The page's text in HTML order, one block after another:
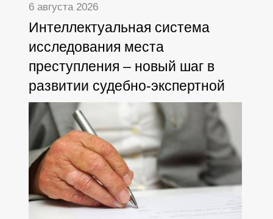
6 августа 2026
Интеллектуальная система
исследования места
преступления – новый шаг в
развитии судебно-экспертной
деятельности